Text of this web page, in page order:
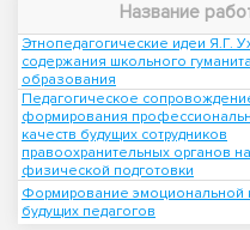
Название
Этнопедагогические идеи Я.Г.
содержания школьного
образования
Педагогическое
формирования
качеств будущих сотрудников
правоохранительных органов
физической подготовки
Формирование эмоциональной
будущих педагогов